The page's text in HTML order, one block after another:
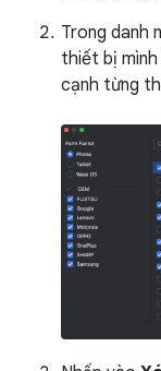
Trong danh
thiết bị mình
cạnh từng